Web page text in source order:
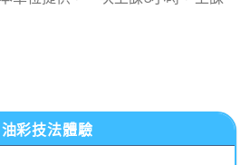
油彩技法體驗